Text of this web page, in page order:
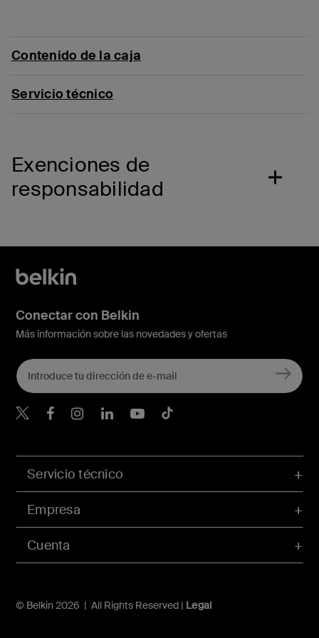
Contenido de la caja
Servicio técnico
Exenciones de
responsabilidad
Cuenta
Servicio técnico
Empresa
© Belkin 2026 | All Rights Reserved | Legal
Conectar con Belkin
Más información sobre las novedades y ofertas
Belkin Twitter